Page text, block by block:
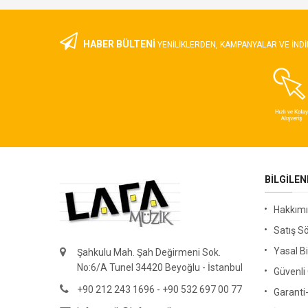
HABER BÜLTENİ YENILIKLERDEN, KAMPANYALAR VE
Şahkulu Mah. Şah Değirmeni Sok.
No:6/A Tunel 34420 Beyoğlu - İstanbul
+90 212 243 1696 - +90 532 697 00 77
Satış
Yasal
Güvenli